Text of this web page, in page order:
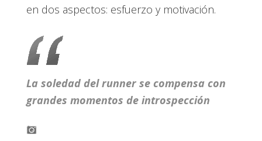
en dos aspectos: esfuerzo y motivación.
La soledad del runner se compensa con
grandes momentos de introspección